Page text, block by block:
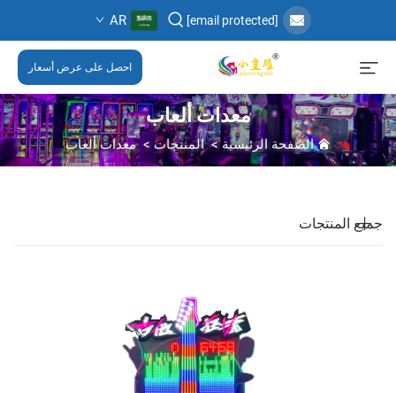
[email protected]
AR
احصل على عرض أسعار
معدات ألعاب
الصفحة الرئيسية>المنتجات >معدات ألعاب
جميع المنتجات